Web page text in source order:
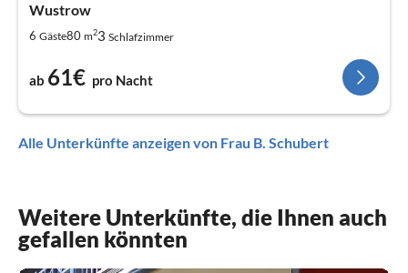
Wustrow
6 Gäste80 m23 Schlafzimmer
ab 61€ pro Nacht
Alle Unterkünfte anzeigen von Frau B. Schubert
Weitere Unterkünfte, die Ihnen auch
gefallen könnten